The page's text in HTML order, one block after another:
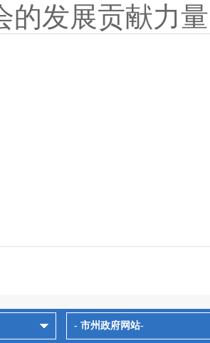
的发展贡献力
- 市州政府网站-